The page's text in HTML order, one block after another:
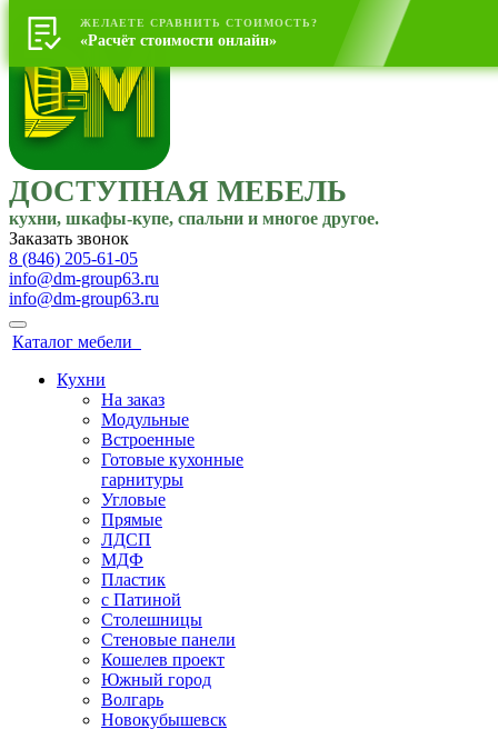
ДОСТУПНАЯ МЕБЕЛЬ
кухни, шкафы-купе, спальни и многое другое.
Заказать звонок
8 (846) 205-61-05
info@dm-group63.ru
info@dm-group63.ru
Каталог мебели
Кухни
На заказ
Модульные
Встроенные
Готовые кухонные
гарнитуры
Угловые
Прямые
ЛДСП
МДФ
Пластик
с Патиной
Столешницы
Стеновые панели
Кошелев проект
Южный город
Волгарь
Новокубышевск
ЖЕЛАЕТЕ СРАВНИТЬ СТОИМОСТЬ?
«Расчёт стоимости онлайн»